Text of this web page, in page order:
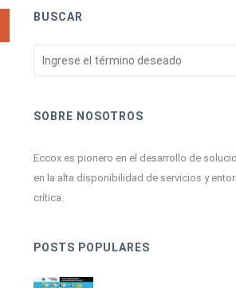
BUSCAR
SOBRE NOSOTROS
Eccox es pionero en el desarrollo de
en la alta disponibilidad de servicios y
crítica.
POSTS POPULARES